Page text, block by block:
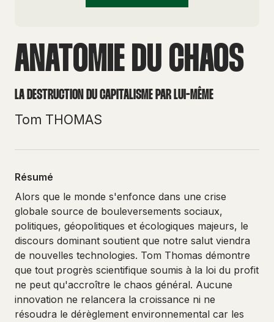
ANATOMIE DU CHAOS
LA DESTRUCTION DU CAPITALISME PAR LUI-MÊME
Tom THOMAS
Résumé
Alors que le monde s'enfonce dans une crise
globale source de bouleversements sociaux,
politiques, géopolitiques et écologiques majeurs, le
discours dominant soutient que notre salut viendra
de nouvelles technologies. Tom Thomas démontre
que tout progrès scientifique soumis à la loi du profit
ne peut qu'accroître le chaos général. Aucune
innovation ne relancera la croissance ni ne
résoudra le dérèglement environnemental car les